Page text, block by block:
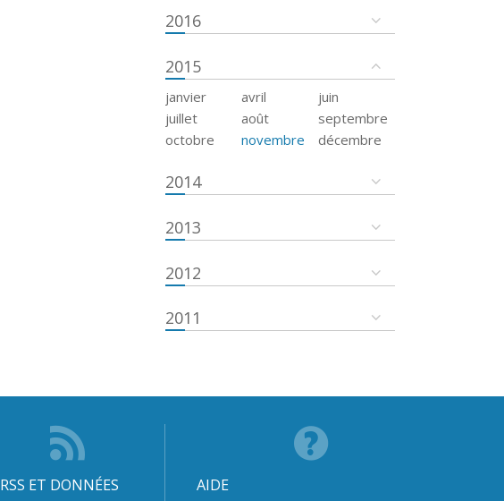
2016
2015
janvier avril
juin
juillet
août
septembre
octobre
novembre décembre
2014
2013
2012
2011
RSS ET DONNÉES AIDE